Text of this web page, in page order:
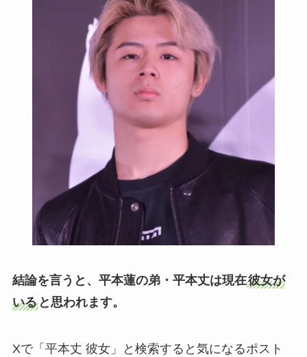
結論を言うと、平本蓮の弟・平本丈は現在彼女が
いると思われます。
Xで「平本丈 彼女」と検索すると気になるポスト